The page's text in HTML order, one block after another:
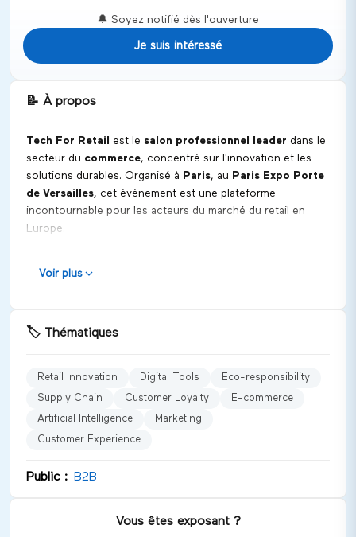
🔔 Soyez notifié dès l'ouverture
Je suis intéressé
📝 À propos
Tech For Retail est le salon professionnel leader dans le
secteur du commerce, concentré sur l'innovation et les
solutions durables. Organisé à Paris, au Paris Expo Porte
de Versailles, cet événement est une plateforme
incontournable pour les acteurs du marché du retail en
Europe.
présenter des solutions qui améliorent non seulement
des entreprises.
Univers et catégories représentées
Le salon couvre divers aspects du commerce, notamment :
Outils numériques
Chaîne d'approvisionnement
Voir plus
🏷️ Thématiques
Retail Innovation Digital Tools
Eco-responsibility
Supply Chain
Customer Loyalty
E-commerce
Artificial Intelligence
Marketing
Customer Experience
Public : B2B
Vous êtes exposant ?